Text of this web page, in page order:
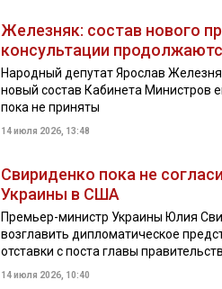
Железняк: состав нового
консультации
Народный депутат Ярослав
новый состав Кабинета Министров
пока не приняты
14 июля 2026, 13:48
Свириденко пока не
Украины в США
Премьер-министр Украины Юлия
возглавить дипломатическое
отставки с поста главы
14 июля 2026, 10:40